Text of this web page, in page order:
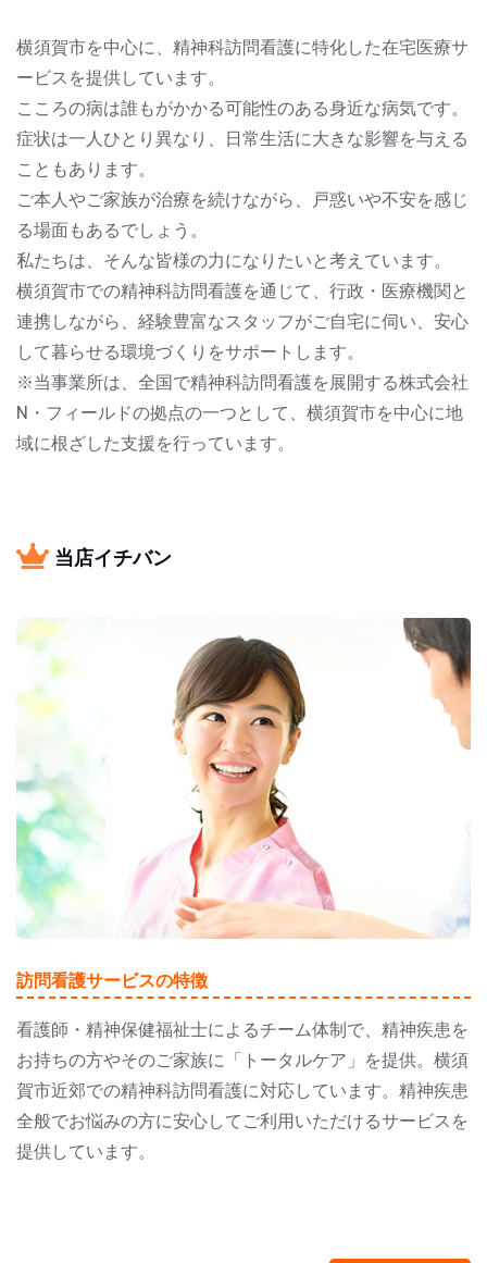
横須賀市を中心に、精神科訪問看護に特化した在宅医療サ
ービスを提供しています。
こころの病は誰もがかかる可能性のある身近な病気です。
症状は一人ひとり異なり、日常生活に大きな影響を与える
こともあります。
ご本人やご家族が治療を続けながら、戸惑いや不安を感じ
る場面もあるでしょう。
私たちは、そんな皆様の力になりたいと考えています。
横須賀市での精神科訪問看護を通じて、行政・医療機関と
連携しながら、経験豊富なスタッフがご自宅に伺い、安心
して暮らせる環境づくりをサポートします。
※当事業所は、全国で精神科訪問看護を展開する株式会社
N・フィールドの拠点の一つとして、横須賀市を中心に地
域に根ざした支援を行っています。
当店イチバン
訪問看護サービスの特徴
看護師・精神保健福祉士によるチーム体制で、精神疾患を
お持ちの方やそのご家族に「トータルケア」を提供。横須
賀市近郊での精神科訪問看護に対応しています。精神疾患
全般でお悩みの方に安心してご利用いただけるサービスを
提供しています。